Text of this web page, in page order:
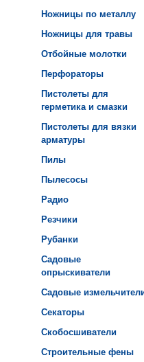
Ножницы по металлу
Ножницы для травы
Отбойные молотки
Перфораторы
Пистолеты для
герметика и смазки
Пистолеты для вязки
арматуры
Пилы
Пылесосы
Радио
Резчики
Рубанки
Садовые
опрыскиватели
Садовые
Секаторы
Скобосшиватели
Строительные фены